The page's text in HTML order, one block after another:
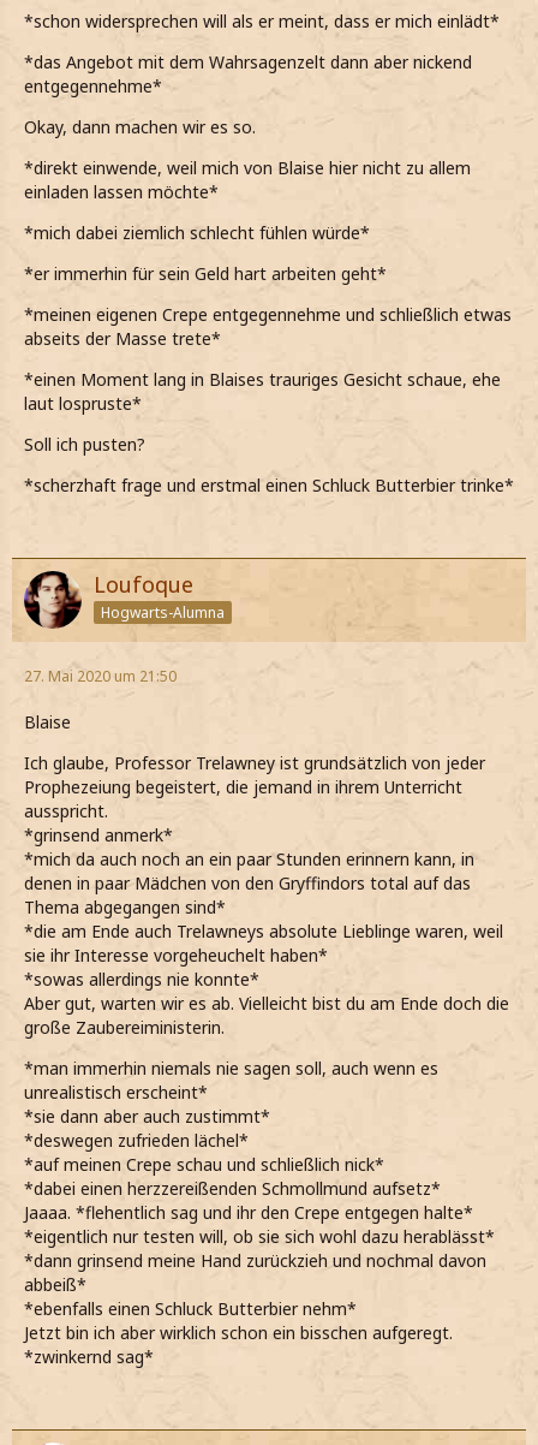
*schon widersprechen will als er meint, dass er mich einlädt*
*das Angebot mit dem Wahrsagenzelt dann aber nickend
entgegennehme*
Okay, dann machen wir es so.
*direkt einwende, weil mich von Blaise hier nicht zu allem
einladen lassen möchte*
*mich dabei ziemlich schlecht fühlen würde*
*er immerhin für sein Geld hart arbeiten geht*
*meinen eigenen Crepe entgegennehme und schließlich etwas
abseits der Masse trete*
*einen Moment lang in Blaises trauriges Gesicht schaue, ehe
laut lospruste*
Soll ich pusten?
*scherzhaft frage und erstmal einen Schluck Butterbier trinke*
Loufoque
Hogwarts-Alumna
27. Mai 2020 um 21:50
Blaise
Ich glaube, Professor Trelawney ist grundsätzlich von jeder
Prophezeiung begeistert, die jemand in ihrem Unterricht
ausspricht.
*grinsend anmerk*
*mich da auch noch an ein paar Stunden erinnern kann, in
denen in paar Mädchen von den Gryffindors total auf das
Thema abgegangen sind*
*die am Ende auch Trelawneys absolute Lieblinge waren, weil
sie ihr Interesse vorgeheuchelt haben*
*sowas allerdings nie konnte*
Aber gut, warten wir es ab. Vielleicht bist du am Ende doch die
große Zaubereiministerin.
*man immerhin niemals nie sagen soll, auch wenn es
unrealistisch erscheint*
*sie dann aber auch zustimmt*
*deswegen zufrieden lächel*
*auf meinen Crepe schau und schließlich nick*
*dabei einen herzzereißenden Schmollmund aufsetz*
Jaaaa. *flehentlich sag und ihr den Crepe entgegen halte*
*eigentlich nur testen will, ob sie sich wohl dazu herablässt*
*dann grinsend meine Hand zurückzieh und nochmal davon
abbeiß*
*ebenfalls einen Schluck Butterbier nehm*
Jetzt bin ich aber wirklich schon ein bisschen aufgeregt.
*zwinkernd sag*